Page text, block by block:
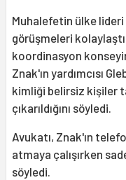
Muhalefetin ülke
görüşmeleri
koordinasyon
Znak'ın yardımcısı
kimliği belirsiz kişiler
çıkarıldığını söyledi.
Avukatı, Znak'ın
atmaya çalışırken
söyledi.